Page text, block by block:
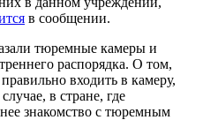
в сообщении.
тюремные камеры и
распорядка. О том,
входить в камеру,
в стране, где
знакомство с тюремным